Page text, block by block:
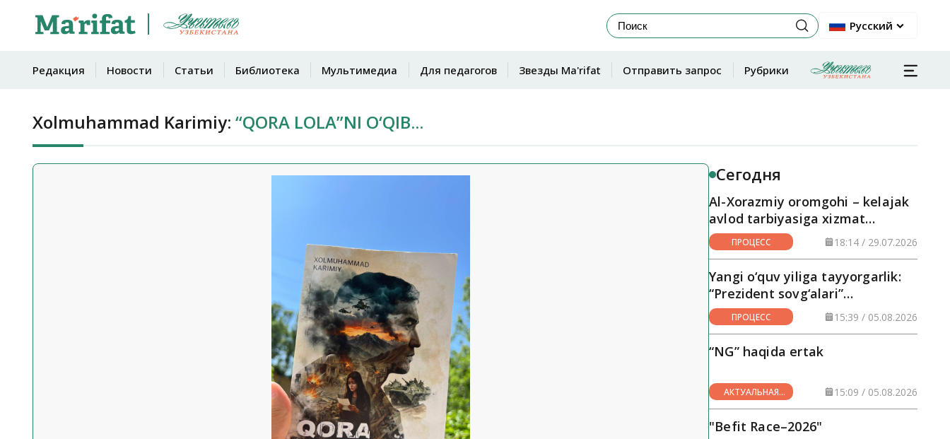
Русский
Редакция Новости Статьи Библиотека Мультимедиа Для педагогов Звезды Ma'rifat Отправить запрос Рубрики
Xolmuhammad Karimiy: “QORA LOLA”NI O‘QIB...
Сегодня
Al-Xorazmiy oromgohi – kelajak
avlod tarbiyasiga xizmat
qilayotgan maskan
ПРОЦЕСС 18:14 / 29.07.2026
Yangi o‘quv yiliga tayyorgarlik:
“Prezident sovg‘alari”
hududlarga yetkazilmoqda
ПРОЦЕСС 15:39 / 05.08.2026
“NG” haqida ertak
АКТУАЛЬНАЯ
ТЕМА
15:09 / 05.08.2026
"Befit Race–2026"